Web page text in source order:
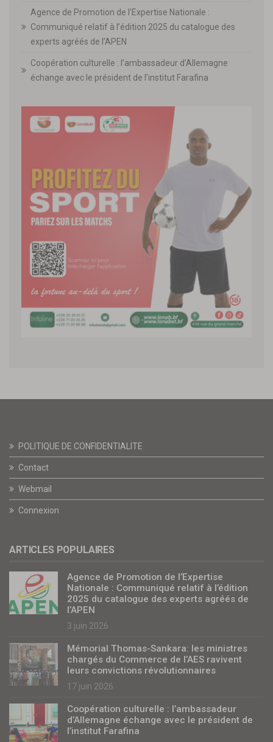
Agence de Promotion de l’Expertise Nationale :
Communiqué relatif à l’édition 2025 du catalogue des
experts agréés de l’APEN
Coopération culturelle : l’ambassadeur d’Allemagne
échange avec le président de l’institut Farafina
POLITIQUE DE CONFIDENTIALITE
Contact
Webmail
Connexion
ARTICLES POPULAIRES
Agence de Promotion de l’Expertise
Nationale : Communiqué relatif à l’édition
2025 du catalogue des experts agréés de
l’APEN
3 juin 2026
Mémorial Thomas-Sankara: les ministres
chargés du Commerce de l’AES ravivent
leurs convictions révolutionnaires
17 juin 2026
Coopération culturelle : l’ambassadeur
d’Allemagne échange avec le président de
l’institut Farafina